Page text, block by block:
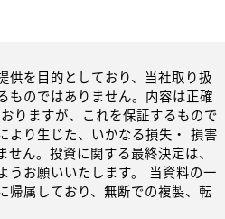
供を目的としており、当社取り扱
ものではありません。内容は正確
りますが、これを保証するもので
より生じた、いかなる損失・ 損害
ん。投資に関する最終決定は、
うお願いいたします。 当資料の一
帰属しており、無断での複製、転